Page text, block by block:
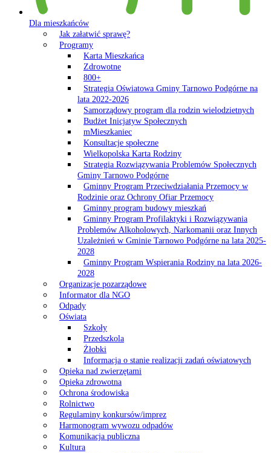
Dla mieszkańców
Jak załatwić sprawę?
Programy
Karta Mieszkańca
Zdrowotne
800+
Strategia Oświatowa Gminy Tarnowo Podgórne na
lata 2022-2026
Samorządowy program dla rodzin wielodzietnych
Budżet Inicjatyw Społecznych
mMieszkaniec
Konsultacje społeczne
Wielkopolska Karta Rodziny
Strategia Rozwiązywania Problemów Społecznych
Gminy Tarnowo Podgórne
Gminny Program Przeciwdziałania Przemocy w
Rodzinie oraz Ochrony Ofiar Przemocy
Gminny program budowy mieszkań
Gminny Program Profilaktyki i Rozwiązywania
Problemów Alkoholowych, Narkomanii oraz Innych
Uzależnień w Gminie Tarnowo Podgórne na lata 2025-
2028
Gminny Program Wspierania Rodziny na lata 2026-
2028
Organizacje pozarządowe
Informator dla NGO
Odpady
Oświata
Szkoły
Przedszkola
Żłobki
Informacja o stanie realizacji zadań oświatowych
Opieka nad zwierzętami
Opieka zdrowotna
Ochrona środowiska
Rolnictwo
Regulaminy konkursów/imprez
Harmonogram wywozu odpadów
Komunikacja publiczna
Kultura